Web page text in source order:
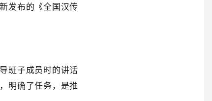
发布的《全国汉传
班子成员时的讲话
明确了任务，是推